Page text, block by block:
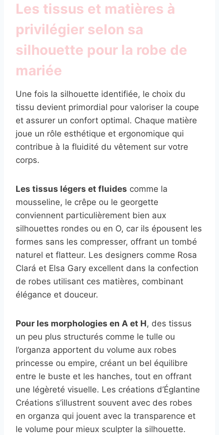
Les tissus et matières à
privilégier selon sa
silhouette pour la robe de
mariée
Une fois la silhouette identifiée, le choix du
tissu devient primordial pour valoriser la coupe
et assurer un confort optimal. Chaque matière
joue un rôle esthétique et ergonomique qui
contribue à la fluidité du vêtement sur votre
corps.
Les tissus légers et fluides comme la
mousseline, le crêpe ou le georgette
conviennent particulièrement bien aux
silhouettes rondes ou en O, car ils épousent les
formes sans les compresser, offrant un tombé
naturel et flatteur. Les designers comme Rosa
Clará et Elsa Gary excellent dans la confection
de robes utilisant ces matières, combinant
élégance et douceur.
Pour les morphologies en A et H, des tissus
un peu plus structurés comme le tulle ou
l’organza apportent du volume aux robes
princesse ou empire, créant un bel équilibre
entre le buste et les hanches, tout en offrant
une légèreté visuelle. Les créations d’Églantine
Créations s’illustrent souvent avec des robes
en organza qui jouent avec la transparence et
le volume pour mieux sculpter la silhouette.